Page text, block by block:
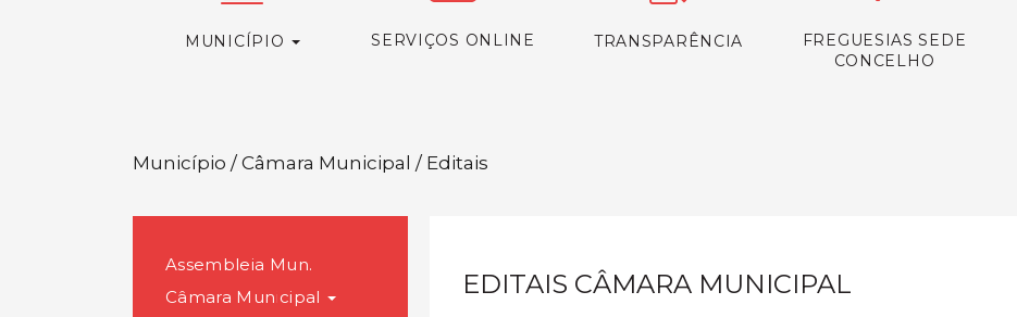
MUNICÍPIO SERVIÇOS ONLINE TRANSPARÊNCIA
FREGUESIAS SEDE
CONCELHO
Município / Câmara Municipal / Editais
Assembleia Mun.
Câmara Municipal
EDITAIS CÂMARA MUNICIPAL